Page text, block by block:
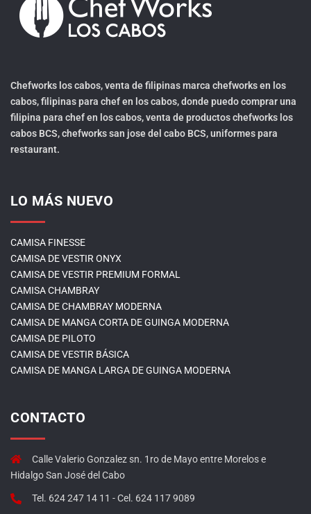
Chefworks los cabos, venta de filipinas marca chefworks en los
cabos, filipinas para chef en los cabos, donde puedo comprar una
filipina para chef en los cabos, venta de productos chefworks los
cabos BCS, chefworks san jose del cabo BCS, uniformes para
restaurant.
LO MÁS NUEVO
CAMISA FINESSE
CAMISA DE VESTIR ONYX
CAMISA DE VESTIR PREMIUM FORMAL
CAMISA CHAMBRAY
CAMISA DE CHAMBRAY MODERNA
CAMISA DE MANGA CORTA DE GUINGA MODERNA
CAMISA DE PILOTO
CAMISA DE VESTIR BÁSICA
CAMISA DE MANGA LARGA DE GUINGA MODERNA
CONTACTO
Calle Valerio Gonzalez sn. 1ro de Mayo entre Morelos e
Hidalgo San José del Cabo
Tel. 624 247 14 11 - Cel. 624 117 9089